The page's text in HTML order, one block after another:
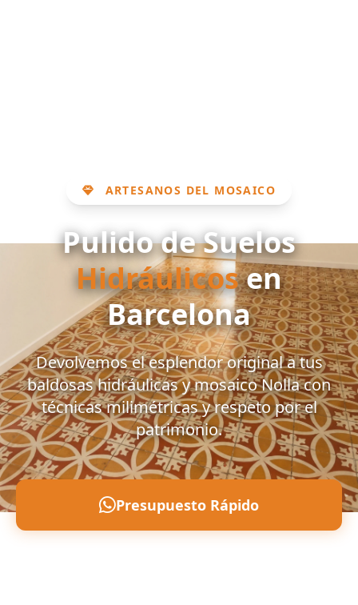
ARTESANOS DEL MOSAICO
Pulido de Suelos
Hidráulicosen
Barcelona
Devolvemos el esplendor original a tus
baldosas hidráulicas y mosaico Nolla con
técnicas milimétricas y respeto por el
patrimonio.
Presupuesto Rápido